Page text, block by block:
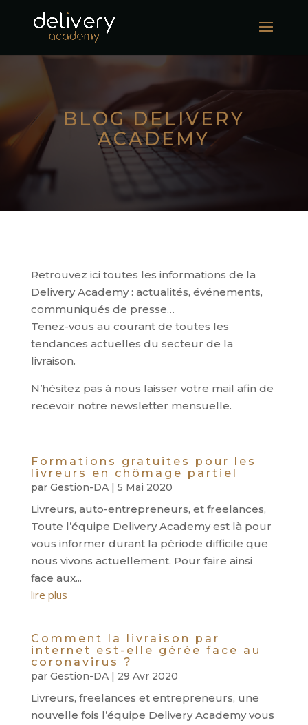
BLOG DELIVERY
ACADEMY
Retrouvez ici toutes les informations de la
Delivery Academy : actualités, événements,
communiqués de presse…
Tenez-vous au courant de toutes les
tendances actuelles du secteur de la
livraison.
N’hésitez pas à nous laisser votre mail afin de
recevoir notre newsletter mensuelle.
Formations gratuites pour les
livreurs en chômage partiel
par Gestion-DA| 5 Mai 2020
Livreurs, auto-entrepreneurs, et freelances,
Toute l’équipe Delivery Academy est là pour
vous informer durant la période difficile que
nous vivons actuellement. Pour faire ainsi
face aux...
lire plus
Comment la livraison par
internet est-elle gérée face au
coronavirus ?
par Gestion-DA| 29 Avr 2020
Livreurs, freelances et entrepreneurs, une
nouvelle fois l’équipe Delivery Academy vous